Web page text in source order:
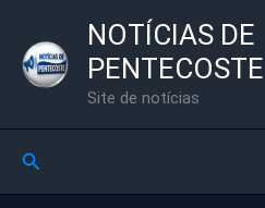
para
NOTÍCIAS DE
PENTECOSTE
Site de notícias
Pesquisar